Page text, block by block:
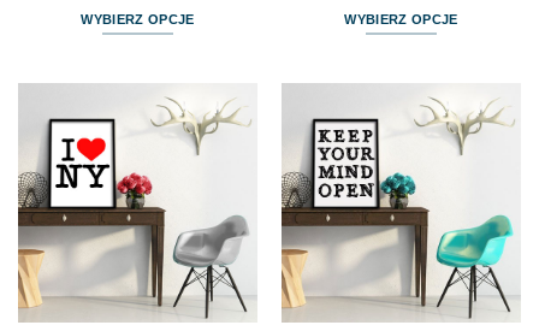
WYBIERZ OPCJE
wiele
wariantów.
Opcje
można
wybrać
na
stronie
produktu
WYBIERZ OPCJE
wiele
wariantów.
Opcje
można
wybrać
na
stronie
produktu